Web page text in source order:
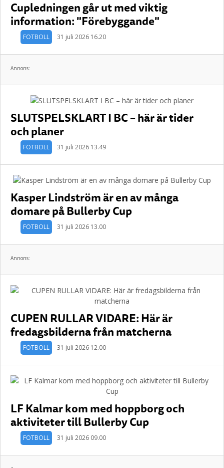
Cupledningen går ut med viktig
information: "Förebyggande"
FOTBOLL 31 juli 2026 16.20
Annons:
SLUTSPELSKLART I BC – här är tider
och planer
FOTBOLL 31 juli 2026 13.49
Kasper Lindström är en av många
domare på Bullerby Cup
FOTBOLL 31 juli 2026 13.00
Annons:
CUPEN RULLAR VIDARE: Här är
fredagsbilderna från matcherna
FOTBOLL 31 juli 2026 12.00
LF Kalmar kom med hoppborg och
aktiviteter till Bullerby Cup
FOTBOLL 31 juli 2026 09.00